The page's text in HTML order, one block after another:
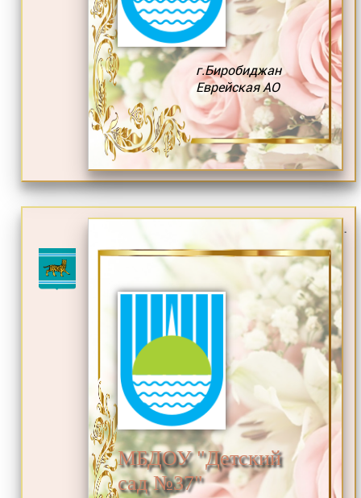
г.Биробиджан
Еврейская АО
.
МБДОУ "Детский
сад №37"